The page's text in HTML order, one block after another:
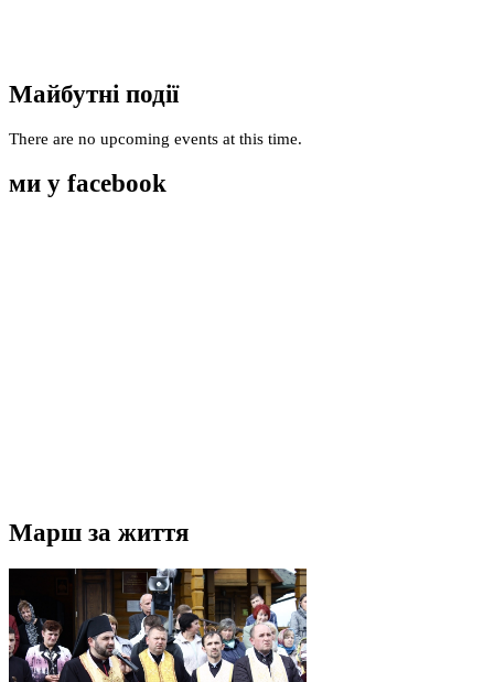
Майбутні події
There are no upcoming events at this time.
ми у facebook
Марш за життя